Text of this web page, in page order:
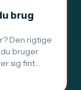
brug
Den rigtige
bruger
sig fint…